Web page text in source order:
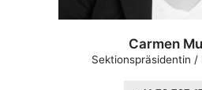
Carmen
Sektionspräsidentin /